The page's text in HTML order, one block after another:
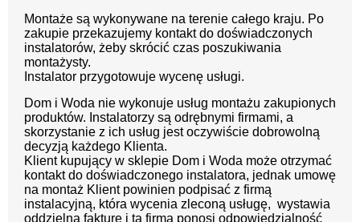
Montaże są wykonywane na terenie całego kraju. Po
zakupie przekazujemy kontakt do doświadczonych
instalatorów, żeby skrócić czas poszukiwania
montażysty.
Instalator przygotowuje wycenę usługi.
Dom i Woda nie wykonuje usług montażu zakupionych
produktów. Instalatorzy są odrębnymi firmami, a
skorzystanie z ich usług jest oczywiście dobrowolną
decyzją każdego Klienta.
Klient kupujący w sklepie Dom i Woda może otrzymać
kontakt do doświadczonego instalatora, jednak umowę
na montaż Klient powinien podpisać z firmą
instalacyjną, która wycenia zleconą usługę, wystawia
oddzielną fakturę i ta firma ponosi odpowiedzialność